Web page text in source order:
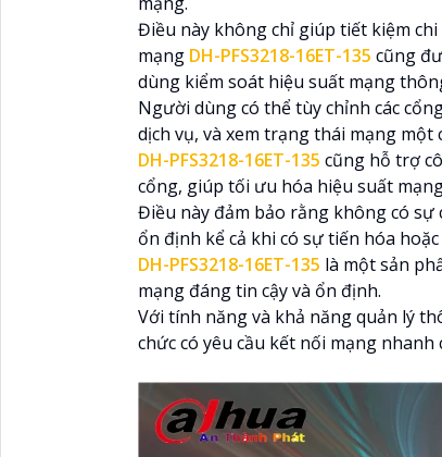
Điều này không chỉ giúp tiết kiệm chi
mạng DH-PFS3218-16ET-135 cũng
dùng kiểm soát hiệu suất mạng
Người dùng có thể tùy chỉnh các
dịch vụ, và xem trạng thái mạng
DH-PFS3218-16ET-135 cũng hỗ trợ
cổng, giúp tối ưu hóa hiệu suất
Điều này đảm bảo rằng không có
ổn định kể cả khi có sự tiến hóa
DH-PFS3218-16ET-135 là một sản
mạng đáng tin cậy và ổn định.
Với tính năng và khả năng quản lý
chức có yêu cầu kết nối mạng